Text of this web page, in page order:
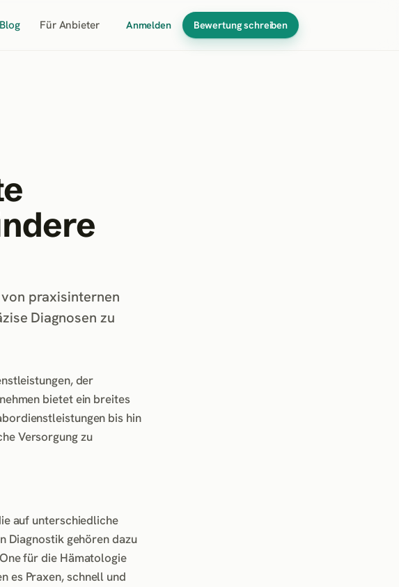
Blog Für Anbieter Anmelden Bewertung schreiben
praxisinternen
Diagnosen zu
der
bietet ein breites
bis hin
Versorgung zu
auf unterschiedliche
Diagnostik gehören dazu
für die Hämatologie
es Praxen, schnell und